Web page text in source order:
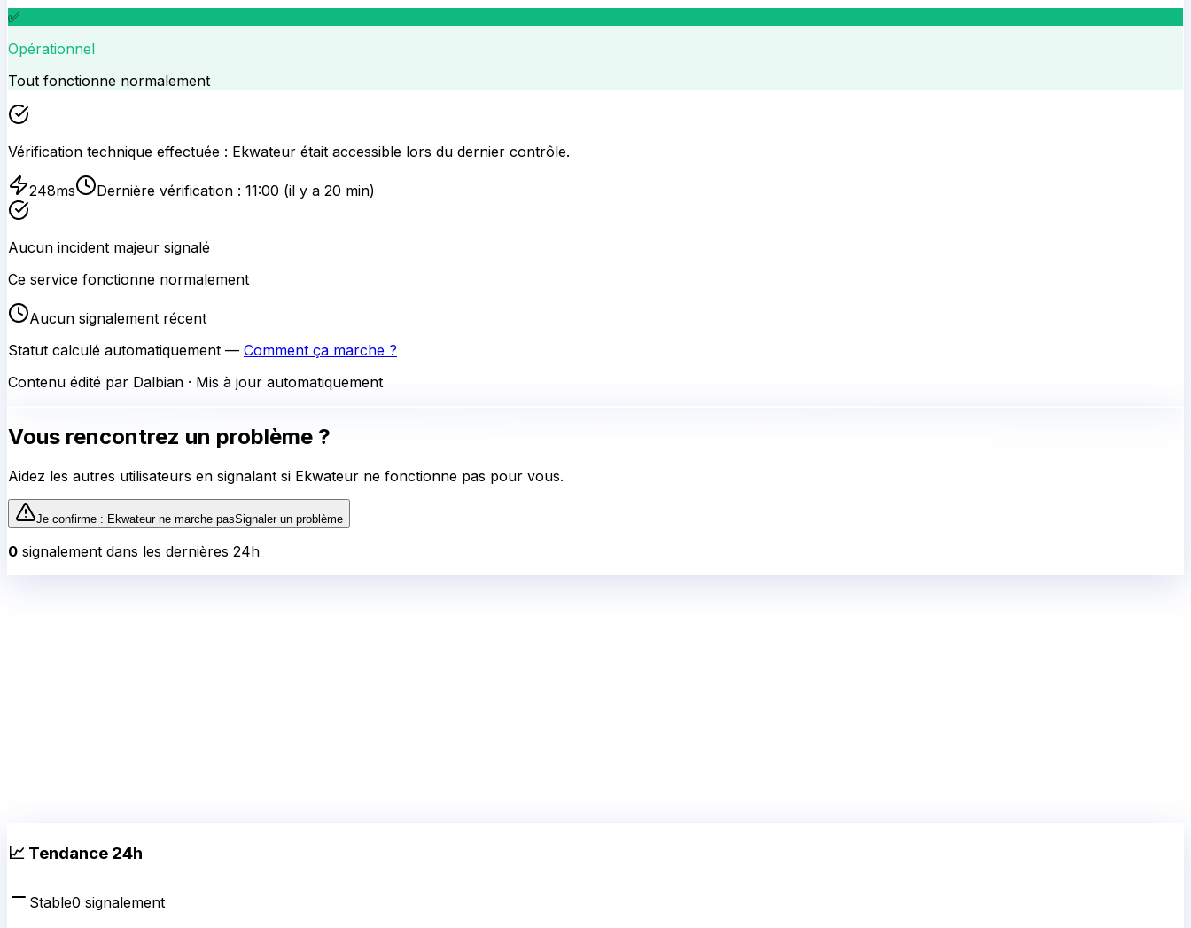
✅
Opérationnel
Tout fonctionne normalement
Vérification technique effectuée : Ekwateur était accessible lors du dernier contrôle.
248ms Dernière vérification : 11:00 (il y a 20 min)
Aucun incident majeur signalé
Ce service fonctionne normalement
Aucun signalement récent
Statut calculé automatiquement — Comment ça marche ?
Contenu édité par Dalbian · Mis à jour automatiquement
Vous rencontrez un problème ?
Aidez les autres utilisateurs en signalant si Ekwateur ne fonctionne pas pour vous.
Je confirme : Ekwateurne marche pasSignaler un problème
0 signalement dans les dernières 24h
📈 Tendance 24h
Stable0 signalement